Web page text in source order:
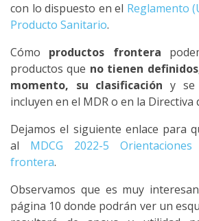
con lo dispuesto en el Reglamento
Producto Sanitario.
Cómo productos frontera
productos que no tienen
momento, su clasificación y se
incluyen en el MDR o en la Directiva
Dejamos el siguiente enlace para
al MDCG 2022-5
frontera.
Observamos que es muy
página 10 donde podrán ver un